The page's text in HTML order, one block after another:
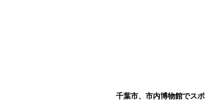
千葉市、市内博物館でスポ